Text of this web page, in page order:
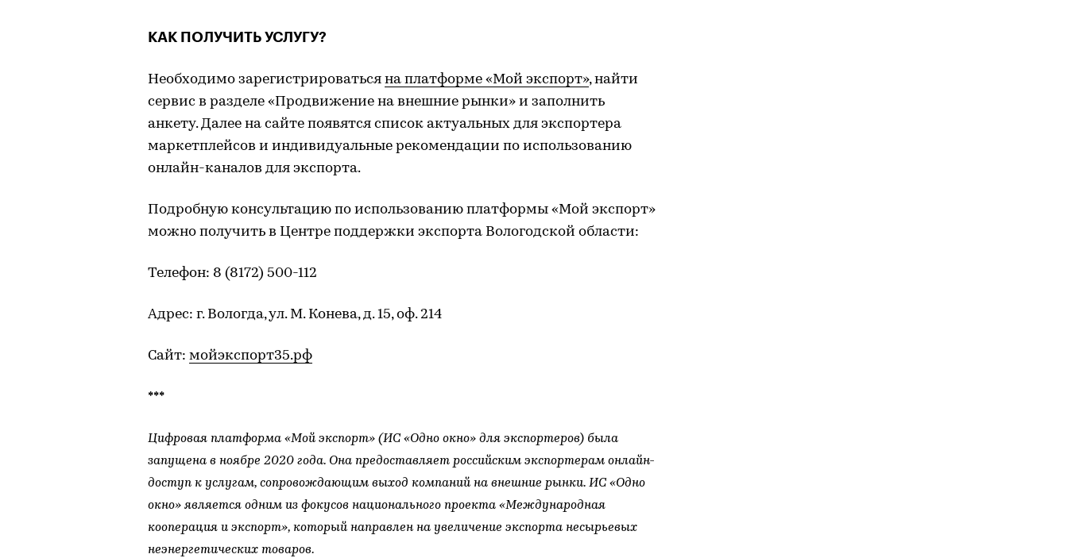
КАК ПОЛУЧИТЬ УСЛУГУ?
Необходимо зарегистрироваться на платформе «Мой экспорт», найти
сервис в разделе «Продвижение на внешние рынки» и заполнить
анкету. Далее на сайте появятся список актуальных для экспортера
маркетплейсов и индивидуальные рекомендации по использованию
онлайн-каналов для экспорта.
Подробную консультацию по использованию платформы «Мой экспорт»
можно получить в Центре поддержки экспорта Вологодской области:
Телефон: 8 (8172) 500-112
Адрес: г. Вологда, ул. М. Конева, д. 15, оф. 214
Сайт: мойэкспорт35.рф
***
Цифровая платформа «Мой экспорт» (ИС «Одно окно» для экспортеров) была
запущена в ноябре 2020 года. Она предоставляет российским экспортерам онлайн-
доступ к услугам, сопровождающим выход компаний на внешние рынки. ИС «Одно
окно» является одним из фокусов национального проекта «Международная
кооперация и экспорт», который направлен на увеличение экспорта несырьевых
неэнергетических товаров.